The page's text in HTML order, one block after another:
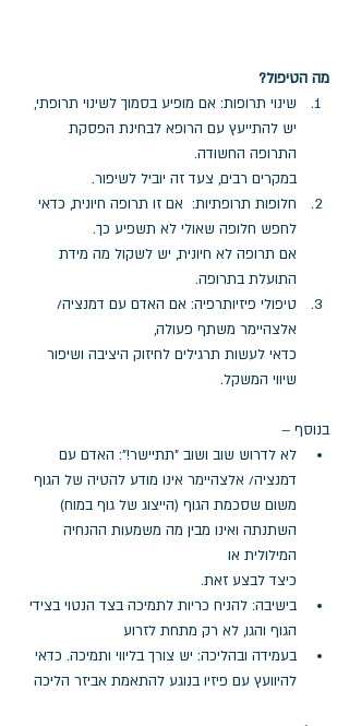
מה הטיפול?
שינוי תרופות: אם מופיע בסמוך לשינוי תרופתי,
יש להתייעץ עם הרופא לבחינת הפסקת
התרופה החשודה.
במקרים רבים, צעד זה יוביל לשיפור.
חלופות תרופתיות:  אם זו תרופה חיונית, כדאי
לחפש חלופה שאולי לא תשפיע כך.
אם תרופה לא חיונית, יש לשקול מה מידת
התועלת בתרופה.
טיפולי פיזיותרפיה: אם האדם עם דמנציה/
אלצהיימר משתף פעולה,
כדאי לעשות תרגילים לחיזוק היציבה ושיפור
שיווי המשקל.
בנוסף –
לא לדרוש שוב ושוב "תתיישר!": האדם עם
דמנציה/ אלצהיימר אינו מודע להטיה של הגוף
משום שסכמת הגוף (הייצוג של גוף במוח)
השתנתה ואינו מבין מה משמעות ההנחיה
המילולית או
כיצד לבצע זאת.
בישיבה: להניח כריות לתמיכה בצד הנטוי בצידי
הגוף והגו, לא רק מתחת לזרוע
בעמידה ובהליכה: יש צורך בליווי ותמיכה. כדאי
להיוועץ עם פיזיו בנוגע להתאמת אביזר הליכה